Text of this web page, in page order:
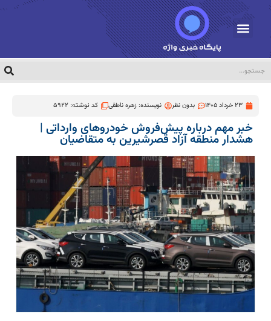
23 خرداد 1405 بدون نظر نویسنده:زهره ناطقی کد نوشته: 5922
خبر مهم درباره پیش‌فروش خودروهای وارداتی |
هشدار منطقه آزاد قصرشیرین به متقاضیان